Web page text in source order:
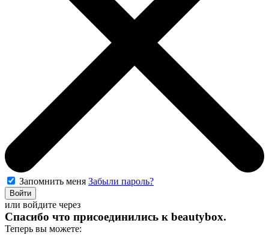
Запомнить меня Забыли пароль?
Войти
или войдите через
Спасибо что присоединились к beautybox.
Теперь вы можете: